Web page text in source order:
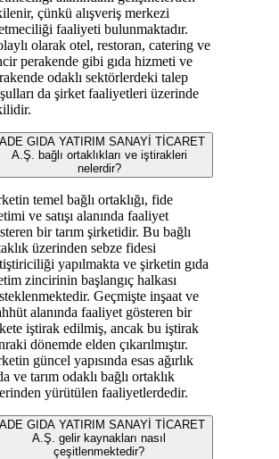
çünkü alışveriş merkezi
faaliyeti bulunmaktadır.
olarak otel, restoran, catering ve
perakende gibi gıda hizmeti ve
odaklı sektörlerdeki talep
da şirket faaliyetleri üzerinde
GIDA YATIRIM SANAYİ TİCARET
A.Ş. bağlı ortaklıkları ve iştirakleri
nelerdir?
temel bağlı ortaklığı, fide
ve satışı alanında faaliyet
bir tarım şirketidir. Bu bağlı
üzerinden sebze fidesi
yapılmakta ve şirketin gıda
zincirinin başlangıç halkası
Geçmişte inşaat ve
alanında faaliyet gösteren bir
iştirak edilmiş, ancak bu iştirak
dönemde elden çıkarılmıştır.
güncel yapısında esas ağırlık
ve tarım odaklı bağlı ortaklık
yürütülen faaliyetlerdedir.
GIDA YATIRIM SANAYİ TİCARET
A.Ş. gelir kaynakları nasıl
çeşitlenmektedir?